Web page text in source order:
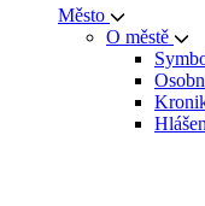
Město
O městě